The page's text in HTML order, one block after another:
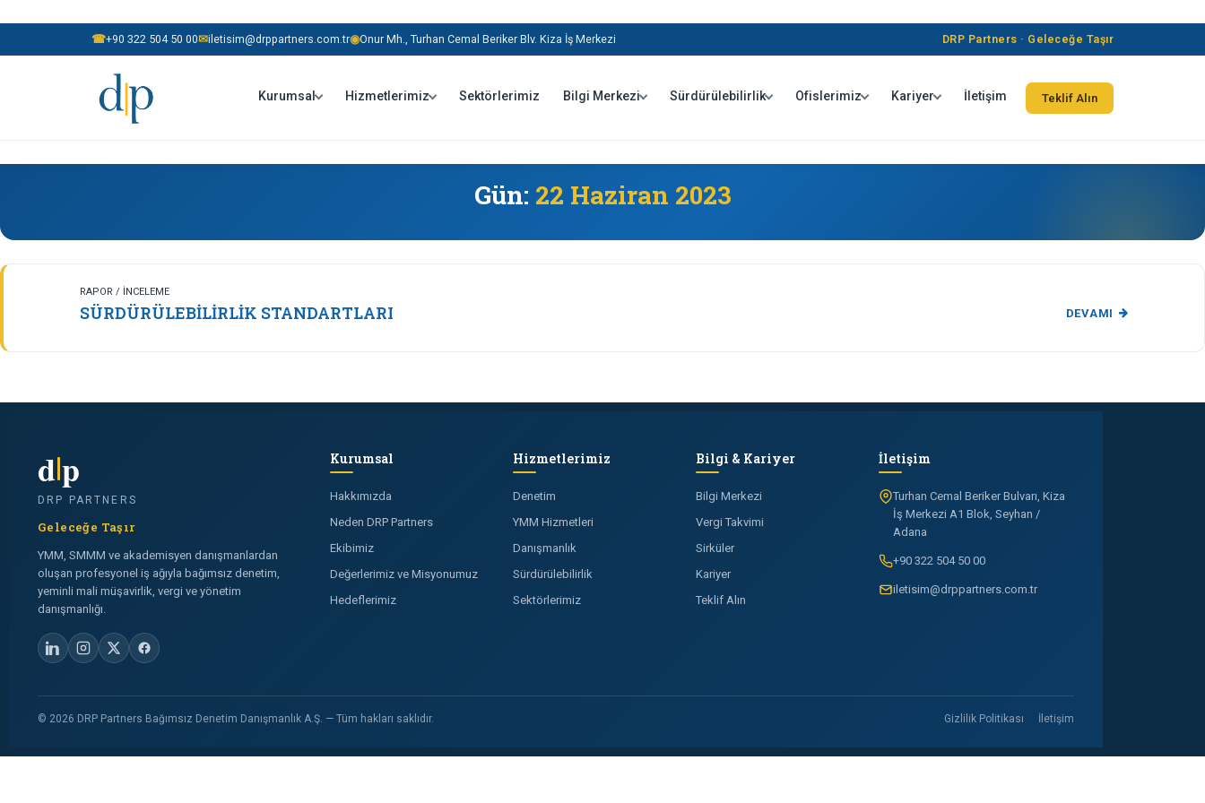
☎+90 322 504 50 00✉iletisim@drppartners.com.tr◉Onur Mh., Turhan Cemal Beriker Blv. Kiza İş Merkezi DRP Partners · Geleceğe Taşır
Kurumsal Hizmetlerimiz Sektörlerimiz Bilgi Merkezi Sürdürülebilirlik Ofislerimiz Kariyer İletişim Teklif Alın
Gün: 22 Haziran 2023
SÜRDÜRÜLEBILIRLIK STANDARTLARI DEVAMI
dp
DRP PARTNERS
Geleceğe Taşır
YMM, SMMM ve akademisyen danışmanlardan
oluşan profesyonel iş ağıyla bağımsız denetim,
yeminli mali müşavirlik, vergi ve yönetim
danışmanlığı.
Kurumsal
Hakkımızda
Neden DRP Partners
Ekibimiz
Değerlerimiz ve Misyonumuz
Hedeflerimiz
Hizmetlerimiz
Denetim
YMM Hizmetleri
Danışmanlık
Sürdürülebilirlik
Sektörlerimiz
Bilgi & Kariyer
Bilgi Merkezi
Vergi Takvimi
Sirküler
Kariyer
Teklif Alın
İletişim
Turhan Cemal Beriker Bulvarı, Kiza
İş Merkezi A1 Blok, Seyhan /
Adana
+90 322 504 50 00
iletisim@drppartners.com.tr
© 2026 DRP Partners Bağımsız Denetim Danışmanlık A.Ş. — Tüm hakları saklıdır. Gizlilik Politikası İletişim